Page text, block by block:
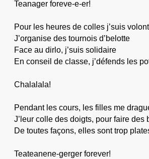
Teanager foreve-e-er!
Pour les heures de colles j’suis
J’organise des tournois d’belotte
Face au dirlo, j’suis solidaire
En conseil de classe, j’défends les
Chalalala!
Pendant les cours, les filles me
J’leur colle des doigts, pour faire des
De toutes façons, elles sont trop
Teateanene-gerger forever!